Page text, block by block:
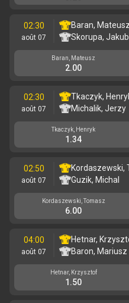
02:30
août 07
Baran, Mateusz
Skorupa, Jakub
Baran, Mateusz
2.00
02:30
août 07
Tkaczyk,
Michalik, Jerzy
Tkaczyk, Henryk
1.34
02:50
août 07
Kordaszewski,
Guzik, Michal
Kordaszewski, Tomasz
6.00
04:00
août 07
Hetnar,
Baron, Mariusz
Hetnar, Krzysztof
1.50